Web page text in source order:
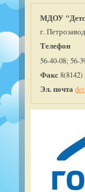
МДОУ
г.
Телефон
56-40-08; 56-
Факс8(8142)
Эл. почта